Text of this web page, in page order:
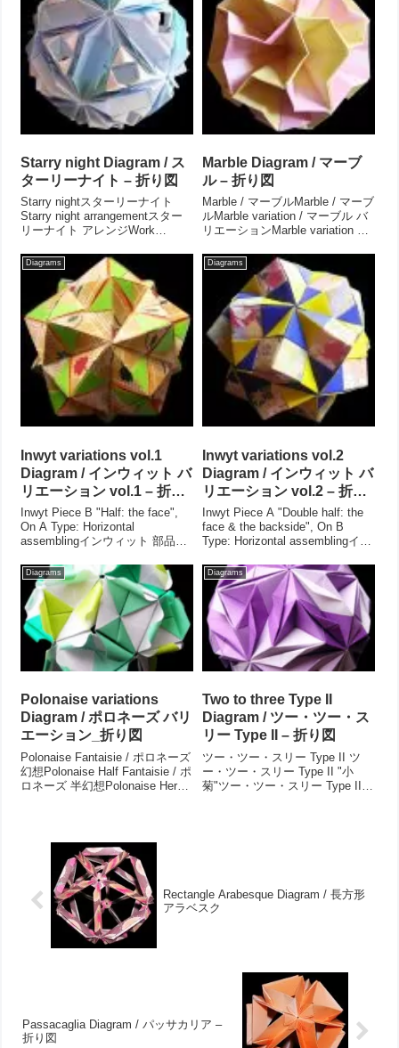
Starry night Diagram / ス
ターリーナイト – 折り図
Starry nightスターリーナイト
Starry night arrangementスター
リーナイト アレンジWork
date Apr.2017Drawing Aug.201...
Marble Diagram / マーブ
ル – 折り図
Marble / マーブルMarble / マーブ
ルMarble variation / マーブル バ
リエーションMarble variation 2 /
dataAuthorMio TsugawaCr...
Diagrams
Inwyt variations vol.1
Diagram / インウィット バ
リエーション vol.1 – 折り
図
Inwyt Piece B "Half: the face",
On A Type: Horizontal
assemblingインウィット 部品B
ホリゾンタル組みVariationsWork
dat...
Diagrams
Inwyt variations vol.2
Diagram / インウィット バ
リエーション vol.2 – 折り
図
Inwyt Piece A "Double half: the
face & the backside", On B
Type: Horizontal assemblingイン
おもて & うら", オンBタ...
Diagrams
Polonaise variations
Diagram / ポロネーズ バリ
エーション_折り図
Polonaise Fantaisie / ポロネーズ
幻想Polonaise Half Fantaisie / ポ
ロネーズ 半幻想Polonaise Heroic
Diagrams
Two to three Type II
Diagram / ツー・ツー・ス
リー Type II – 折り図
ツー・ツー・スリー Type II ツ
ー・ツー・スリー Type II "小
菊"ツー・ツー・スリー Type II
Rectangle Arabesque Diagram / 長方形
アラベスク
Passacaglia Diagram / パッサカリア –
折り図